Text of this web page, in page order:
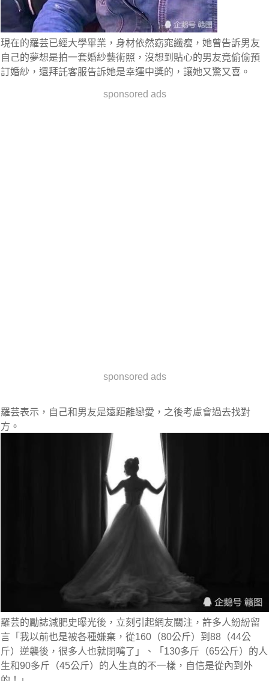
現在的羅芸已經大學畢業，身材依然窈窕纖瘦，她曾告訴男友
自己的夢想是拍一套婚紗藝術照， 沒想到貼心的男友竟偷偷預
訂婚紗，還拜託客服告訴她是幸運中獎的 ，讓她又驚又喜。
sponsored ads
sponsored ads
羅芸表示，自己和男友是遠距離戀愛，之後考慮會過去找對
方。
羅芸的勵誌減肥史曝光後，立刻引起網友關注，許多人紛紛留
言「我以前也是被各種嫌棄，從160（80公斤）到88（44公
斤）逆襲後，很多人也就閉嘴了」、「130多斤（65公斤）的人
生和90多斤（45公斤）的人生真的不一樣，自信是從內到外